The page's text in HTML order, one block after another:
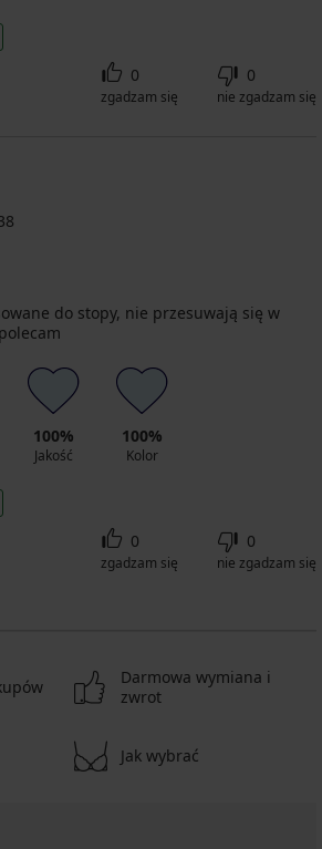
0
zgadzam się
0
nie zgadzam się
do stopy, nie przesuwają się w
100%
Jakość
100%
Kolor
0
zgadzam się
0
nie zgadzam się
Darmowa wymiana i
zwrot
Jak wybrać